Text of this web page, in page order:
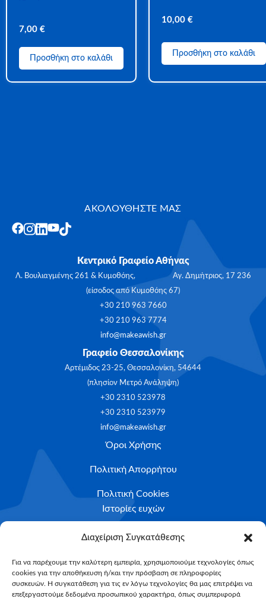
Διαχείριση Συγκατάθεσης
Για να παρέχουμε την καλύτερη εμπειρία, χρησιμοποιούμε τεχνολογίες όπως
cookies για την αποθήκευση ή/και την πρόσβαση σε πληροφορίες
συσκευών. Η συγκατάθεση για τις εν λόγω τεχνολογίες θα μας επιτρέψει να
επεξεργαστούμε δεδομένα προσωπικού χαρακτήρα, όπως συμπεριφορά
7,00 €
Προσθήκη στο καλάθι
10,00 €
Προσθήκη στο καλάθι
ΑΚΟΛΟΥΘΗΣΤΕ ΜΑΣ
Κεντρικό Γραφείο Αθήνας
Λ. Βουλιαγμένης 261 & Κυμοθόης, Αγ. Δημήτριος, 17 236
(είσοδος από Κυμοθόης 67)
+30 210 963 7660
+30 210 963 7774
info@makeawish.gr
Γραφείο Θεσσαλονίκης
Αρτέμιδος 23-25, Θεσσαλονίκη, 54644
(πλησίον Μετρό Ανάληψη)
+30 2310 523978
+30 2310 523979
info@makeawish.gr
Όροι Χρήσης
Πολιτική Απορρήτου
Πολιτική Cookies
Ιστορίες ευχών
Το ταξίδι της ευχής
Υποβολή Αιτήματος
NEWSLETTER